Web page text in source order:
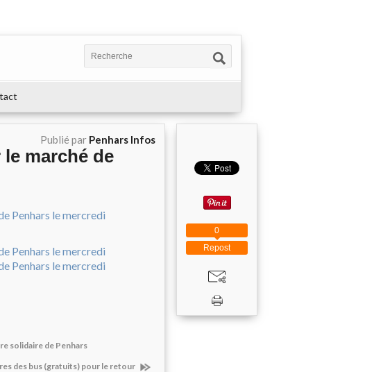
Publié par Penhars Infos
marché de
solidaire de Penhars
des bus (gratuits) pour le retour
Repost
0